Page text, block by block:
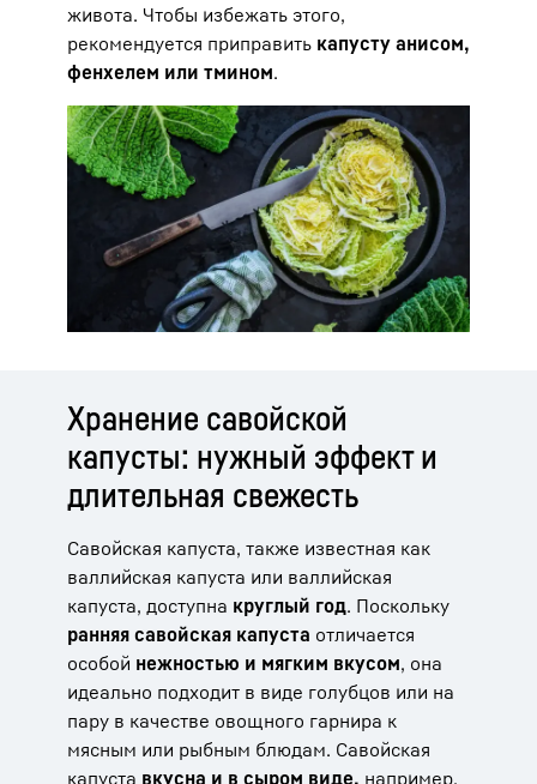
живота. Чтобы избежать этого,
рекомендуется приправить капусту анисом,
фенхелем или тмином.
Хранение савойской
капусты: нужный эффект и
длительная свежесть
Савойская капуста, также известная как
валлийская капуста или валлийская
капуста, доступна круглый год. Поскольку
ранняя савойская капуста отличается
особой нежностью и мягким вкусом, она
идеально подходит в виде голубцов или на
пару в качестве овощного гарнира к
мясным или рыбным блюдам. Савойская
капуста вкусна и в сыром виде, например,